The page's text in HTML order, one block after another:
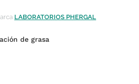
LABORATORIOS PHERGAL
de grasa